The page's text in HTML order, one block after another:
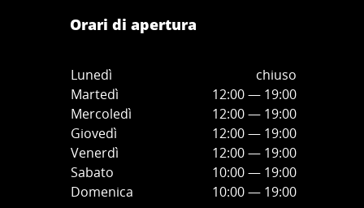
Orari di apertura
Lunedì
chiuso
Martedì
12:00 — 19:00
Mercoledì
12:00— 19:00
Giovedì
12:00— 19:00
Venerdì
12:00— 19:00
Sabato
10:00— 19:00
Domenica
10:00— 19:00